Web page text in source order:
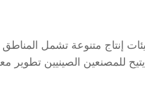
متنوعة تشمل المناطق
يتيح للمصنعين الصينيين